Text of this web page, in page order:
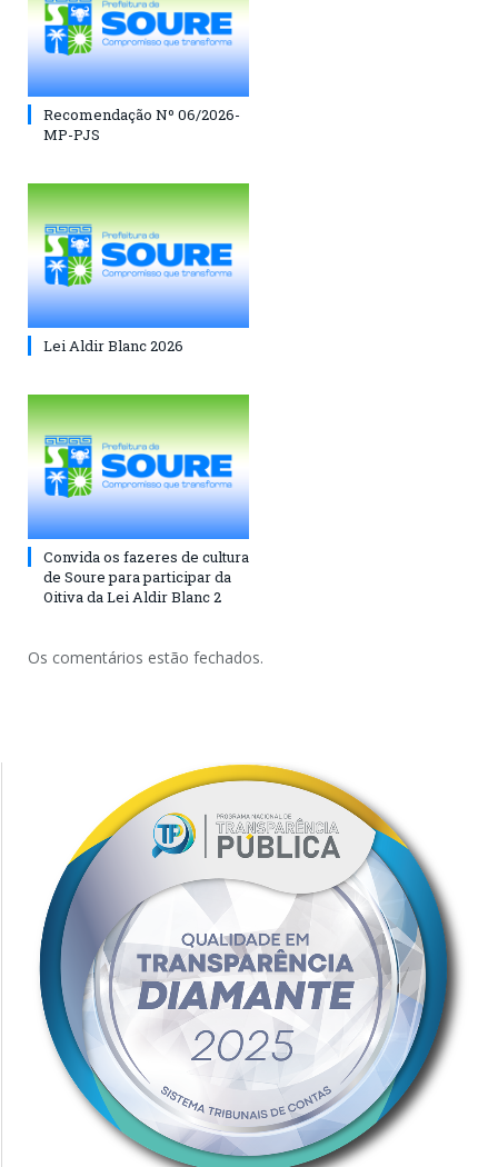
Recomendação Nº 06/2026-
MP-PJS
Lei Aldir Blanc 2026
Convida os fazeres de cultura
de Soure para participar da
Oitiva da Lei Aldir Blanc 2
Os comentários estão fechados.